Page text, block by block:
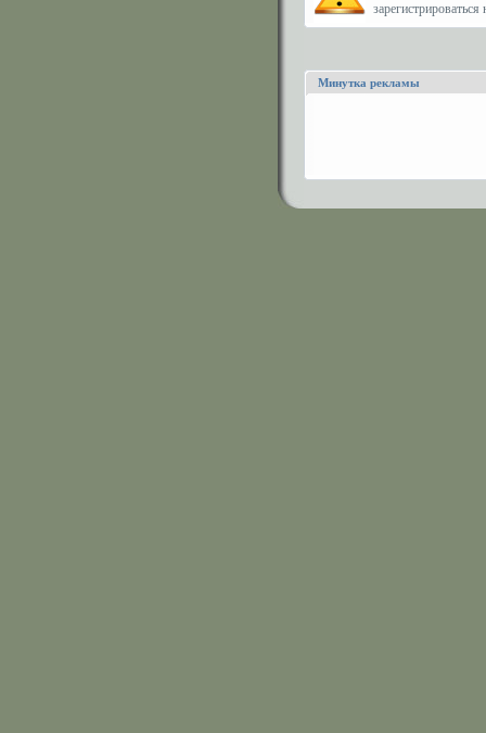
зарегистрироваться
Минутка рекламы